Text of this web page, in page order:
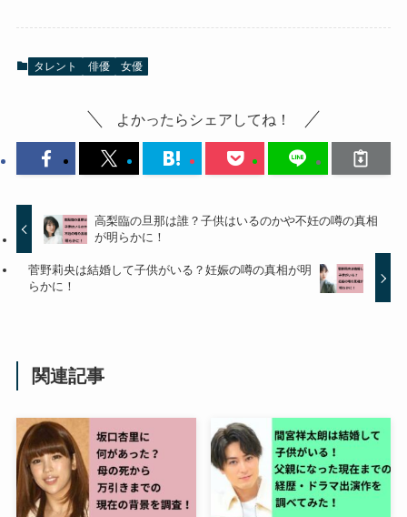
タレント 俳優 女優
よかったらシェアしてね！
高梨臨の旦那は誰？子供はいるのかや不妊の噂の真相
が明らかに！
菅野莉央は結婚して子供がいる？妊娠の噂の真相が明
らかに！
関連記事